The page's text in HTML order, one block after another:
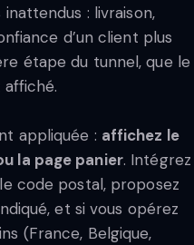
: livraison,
d’un client plus
étape du tunnel, que le
appliquée : affichez le
la page panier. Intégrez
code postal, proposez
et si vous opérez
(France, Belgique,